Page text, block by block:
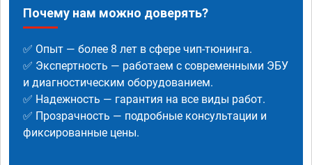
Почему нам можно доверять?
✅ Опыт — более 8 лет в сфере чип-тюнинга.
✅ Экспертность — работаем с современными ЭБУ
и диагностическим оборудованием.
✅ Надежность — гарантия на все виды работ.
✅ Прозрачность — подробные консультации и
фиксированные цены.